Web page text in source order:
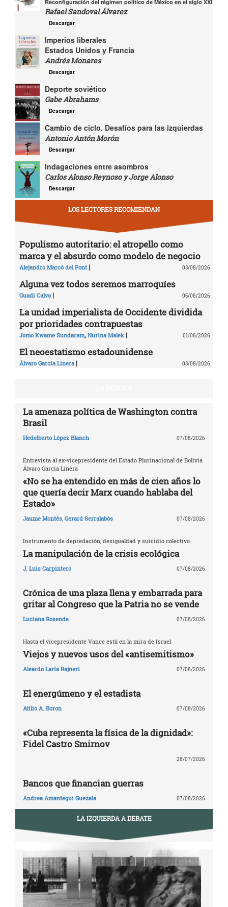
Reconfiguración del régimen político de México en el siglo XXI
Rafael Sandoval Álvarez
Descargar
Imperios liberales
Estados Unidos y Francia
Andrés Monares
Descargar
Deporte soviético
Gabe Abrahams
Descargar
Cambio de ciclo. Desafíos para las izquierdas
Antonio Antón Morón
Descargar
Indagaciones entre asombros
Carlos Alonso Reynoso y Jorge Alonso
Descargar
LOS LECTORES RECOMIENDAN
Populismo autoritario: el atropello como
marca y el absurdo como modelo de negocio
Alejandro Marcó del Pont | 03/08/2026
Alguna vez todos seremos marroquíes
Guadi Calvo | 05/08/2026
La unidad imperialista de Occidente dividida
por prioridades contrapuestas
Jomo Kwame Sundaram, Nurina Malek | 01/08/2026
El neoestatismo estadounidense
Álvaro García Linera | 03/08/2026
La amenaza política de Washington contra
Brasil
Hedelberto López Blanch 07/08/2026
Entrevista al ex-vicepresidente del Estado Plurinacional de Bolivia
Álvaro García Linera
«No se ha entendido en más de cien años lo
que quería decir Marx cuando hablaba del
Estado»
Jaume Montés, Gerard Serralabós 07/08/2026
Instrumento de depredación, desigualdad y suicidio colectivo
La manipulación de la crisis ecológica
J. Luis Carpintero 07/08/2026
Crónica de una plaza llena y embarrada para
gritar al Congreso que la Patria no se vende
Luciana Rosende 07/08/2026
Hasta el vicepresidente Vance está en la mira de Israel
Viejos y nuevos usos del «antisemitismo»
Aleardo Laría Rajneri 07/08/2026
El energúmeno y el estadista
Atilio A. Boron 07/08/2026
«Cuba representa la física de la dignidad»:
Fidel Castro Smirnov
28/07/2026
Bancos que financian guerras
Andrea Amantegui Guezala 07/08/2026
LA IZQUIERDA A DEBATE